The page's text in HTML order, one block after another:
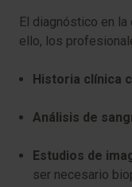
El diagnóstico en
ello, los
Historia clínica
Análisis de
Estudios de
ser necesario